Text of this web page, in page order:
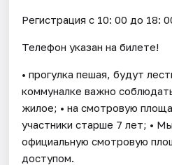
Регистрация с 10: 00 до 18:
Телефон указан на билете!
• прогулка пешая, будут
коммуналке важно
жилое; • на смотровую
участники старше 7 лет; •
официальную смотровую
доступом.